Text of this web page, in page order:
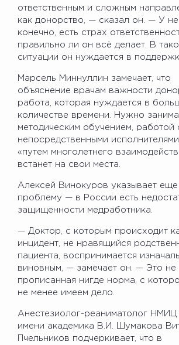
ответственным и сложным
как донорство, — сказал он. — У
конечно, есть страх
правильно ли он всё делает. В
ситуации он нуждается в
Марсель Миннуллин замечает, что
объяснение врачам важности
работа, которая нуждается в
количестве времени. Нужно
методическим обучением, работой
непосредственными
«путем многолетнего
встанет на свои места.
Алексей Винокуров указывает
проблему — в России есть
защищенности медработника.
— Доктор, с которым происходит
инцидент, не нравящийся
пациента, воспринимается
виновным, — замечает он. — Это не
прописанная нигде норма, с
не менее имеем дело.
Анестезиолог-реаниматолог
имени академика В.И. Шумакова
Пчельников подчеркивает, что в